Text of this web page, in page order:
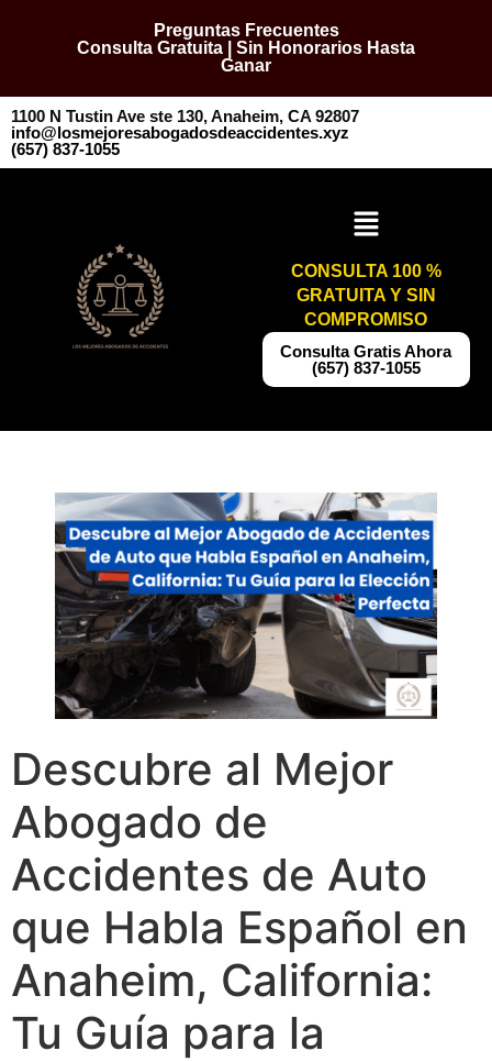
Preguntas Frecuentes
Consulta Gratuita | Sin Honorarios Hasta
Ganar
1100 N Tustin Ave ste 130, Anaheim, CA 92807
info@losmejoresabogadosdeaccidentes.xyz
​​(657) 837-1055
CONSULTA 100 %
GRATUITA Y SIN
COMPROMISO
​​Consulta Gratis Ahora
(657) 837-1055
Descubre al Mejor
Abogado de
Accidentes de Auto
que Habla Español en
Anaheim, California:
Tu Guía para la